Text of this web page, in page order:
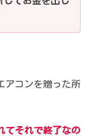
アコンを贈った所
てそれで終了なの